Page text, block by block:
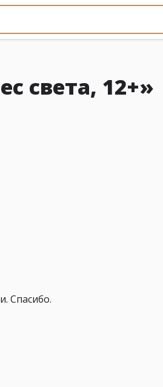
света, 12+»
Спасибо.